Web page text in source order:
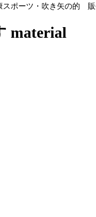
スポーツ・吹き矢の的
material